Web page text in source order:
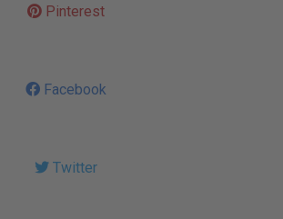
Pinterest
Facebook
Twitter